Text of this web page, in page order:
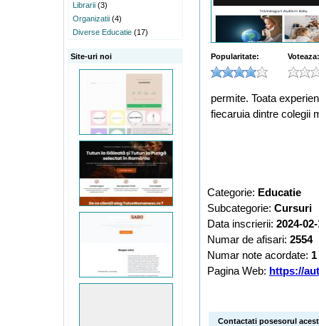
Librarii (3)
Organizatii (4)
Diverse Educatie (17)
Site-uri noi Popularitate: Voteaza:
permite. Toata
fiecaruia dintre colegii
Categorie: Educatie
Subcategorie: Cursuri
Data inscrierii: 2024-
Numar de afisari: 2554
Numar note acordate: 1
Pagina Web: https://
Contactati posesorul